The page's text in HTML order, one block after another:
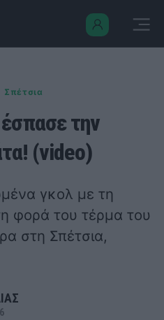
Σπέτσια
την
(video)
γκολ με τη
φορά του τέρμα του
στη Σπέτσια,